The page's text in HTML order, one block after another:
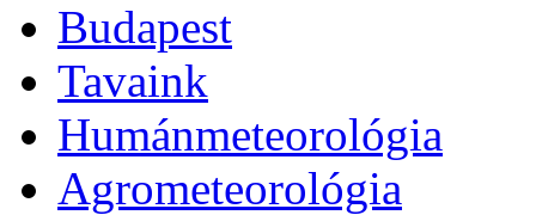
Budapest
Tavaink
Humánmeteorológia
Agrometeorológia